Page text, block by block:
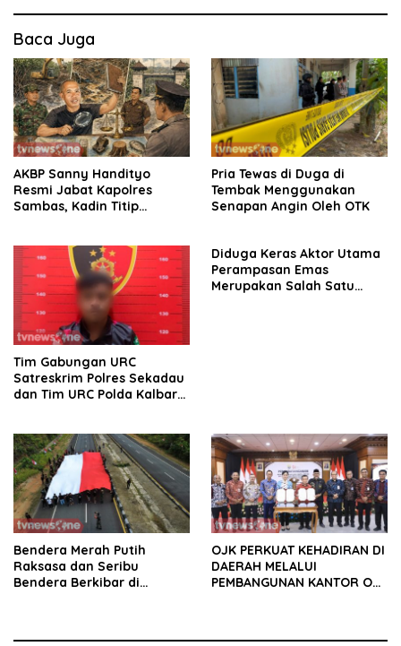
Baca Juga
AKBP Sanny Handityo
Resmi Jabat Kapolres
Sambas, Kadin Titip
Pria Tewas di Duga di
Tembak Menggunakan
Senapan Angin Oleh OTK
Tim Gabungan URC
Satreskrim Polres Sekadau
dan Tim URC Polda Kalbar
Diduga Keras Aktor Utama
Perampasan Emas
Merupakan Salah Satu
Bendera Merah Putih
Raksasa dan Seribu
Bendera Berkibar di
OJK PERKUAT KEHADIRAN DI
DAERAH MELALUI
PEMBANGUNAN KANTOR OJK